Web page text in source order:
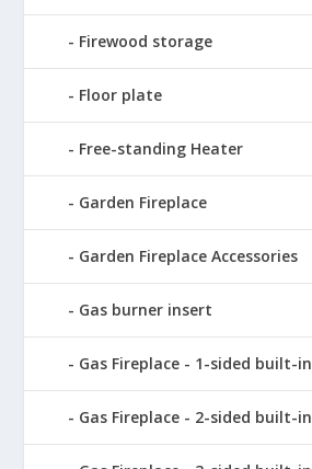
Firewood storage
Floor plate
Free-standing Heater
Garden Fireplace
Garden Fireplace Accessories
Gas burner insert
Gas Fireplace - 1-sided built-in
Gas Fireplace - 2-sided built-in